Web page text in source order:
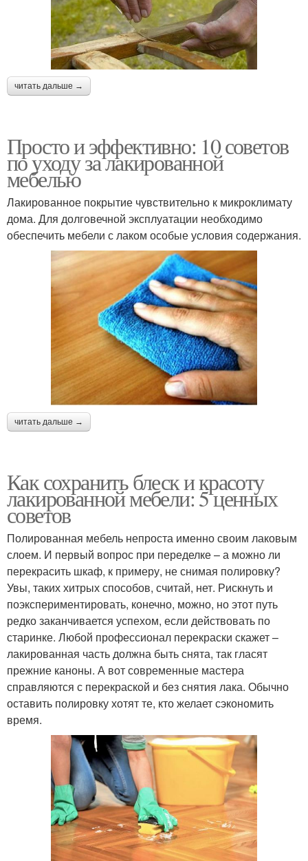
читать дальше →
Просто и эффективно: 10 советов
по уходу за лакированной
мебелью
Лакированное покрытие чувствительно к микроклимату
дома. Для долговечной эксплуатации необходимо
обеспечить мебели с лаком особые условия содержания.
читать дальше →
Как сохранить блеск и красоту
лакированной мебели: 5 ценных
советов
Полированная мебель непроста именно своим лаковым
слоем. И первый вопрос при переделке – а можно ли
перекрасить шкаф, к примеру, не снимая полировку?
Увы, таких хитрых способов, считай, нет. Рискнуть и
поэкспериментировать, конечно, можно, но этот путь
редко заканчивается успехом, если действовать по
старинке. Любой профессионал перекраски скажет –
лакированная часть должна быть снята, так гласят
прежние каноны. А вот современные мастера
справляются с перекраской и без снятия лака. Обычно
оставить полировку хотят те, кто желает сэкономить
время.